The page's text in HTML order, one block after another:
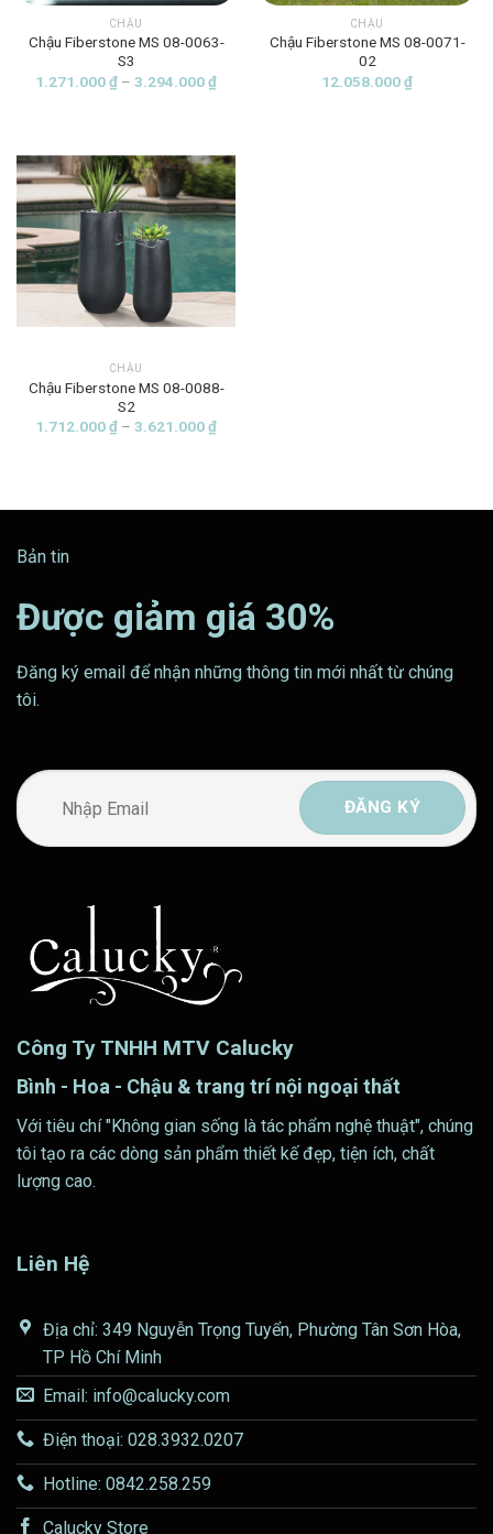
CHẬU
Chậu Fiberstone MS 08-0063-
S3
1.271.000₫ – 3.294.000₫Khoảng
3.294.000 ₫
CHẬU
Chậu Fiberstone MS 08-0071-
02
12.058.000₫
CHẬU
Chậu Fiberstone MS 08-0088-
S2
1.712.000₫ – 3.621.000₫Khoảng
Bản tin
Được giảm giá 30%
Đăng ký email để nhận những thông tin mới nhất từ chúng
tôi.
Công Ty TNHH MTV Calucky
Bình - Hoa - Chậu & trang trí nội ngoại thất
Với tiêu chí "Không gian sống là tác phẩm nghệ thuật", chúng
tôi tạo ra các dòng sản phẩm thiết kế đẹp, tiện ích, chất
lượng cao.
Liên Hệ
Địa chỉ: 349 Nguyễn Trọng Tuyển, Phường Tân Sơn Hòa,
TP Hồ Chí Minh
Email: info@calucky.com
Điện thoại: 028.3932.0207
Hotline: 0842.258.259
Calucky Store